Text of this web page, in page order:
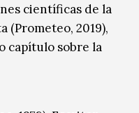
científicas de la
(Prometeo, 2019),
capítulo sobre la